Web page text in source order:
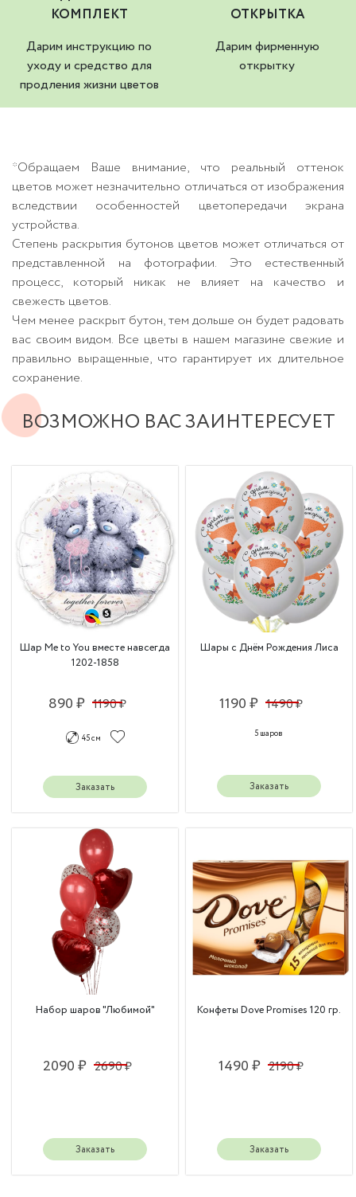
КОМПЛЕКТ
Дарим инструкцию по
уходу и средство для
продления жизни цветов
ОТКРЫТКА
Дарим фирменную
открытку
*Обращаем Ваше внимание, что реальный оттенок
цветов может незначительно отличаться от изображения
вследствии особенностей цветопередачи экрана
устройства.
Степень раскрытия бутонов цветов может отличаться от
представленной на фотографии. Это естественный
процесс, который никак не влияет на качество и
свежесть цветов.
Чем менее раскрыт бутон, тем дольше он будет радовать
вас своим видом. Все цветы в нашем магазине свежие и
правильно выращенные, что гарантирует их длительное
сохранение.
ВОЗМОЖНО ВАС ЗАИНТЕРЕСУЕТ
Шар Me to You вместе навсегда
1202-1858
890 ₽ 1190 ₽
45 см
Заказать
Шары с Днём Рождения Лиса
1190 ₽ 1490 ₽
5 шаров
Заказать
Набор шаров "Любимой"
2090 ₽ 2690 ₽
Заказать
Конфеты Dove Promises 120 гр.
1490 ₽ 2190 ₽
Заказать